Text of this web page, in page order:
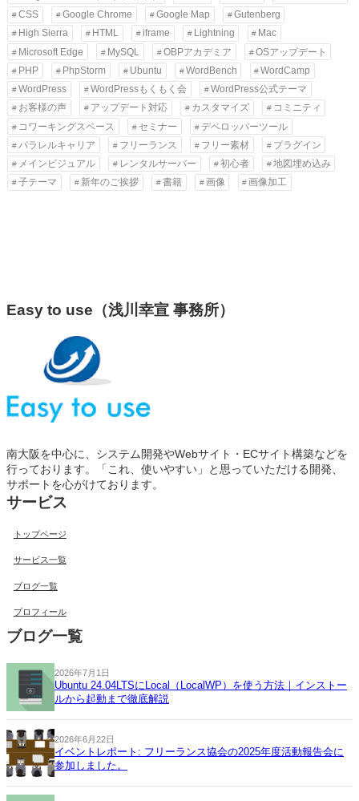
CSS
Google Chrome Google Map
Gutenberg
High Sierra
HTML iframe Lightning
Mac
Microsoft Edge
MySQL OBPアカデミア
OSアップデート
PHP
PhpStorm Ubuntu WordBench
WordCamp
WordPress
WordPressもくもく会
WordPress公式テーマ
お客様の声
アップデート対応 カスタマイズ
コミニティ
コワーキングスペース
セミナー
デベロッパーツール
パラレルキャリア
フリーランス フリー素材
プラグイン
メインビジュアル
レンタルサーバー 初心者
地図埋め込み
子テーマ
新年のご挨拶 書籍 画像 画像加工
Easy to use（浅川幸宣 事務所）
南大阪を中心に、システム開発やWebサイト・ECサイト構築などを
行っております。「これ、使いやすい」と思っていただける開発、
サポートを心がけております。
サービス
トップページ
サービス一覧
ブログ一覧
プロフィール
ブログ一覧
2026年7月1日
Ubuntu 24.04LTSにLocal（LocalWP）を使う方法｜インストー
ルから起動まで徹底解説
2026年6月22日
イベントレポート: フリーランス協会の2025年度活動報告会に
参加しました。